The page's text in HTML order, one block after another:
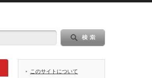
このサイトについて